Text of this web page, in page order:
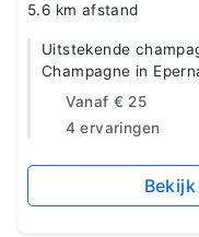
5.6 km afstand
Uitstekende
Champagne in
Vanaf € 25
4 ervaringen